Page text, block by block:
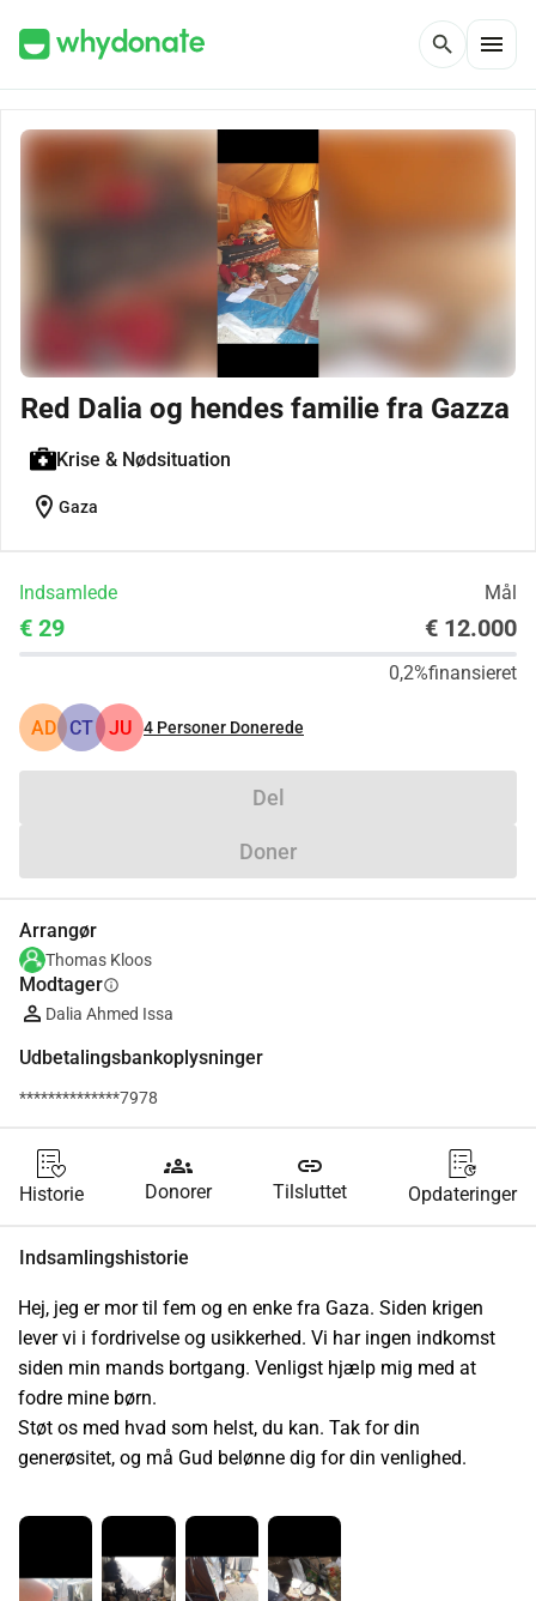
search menu
Red Dalia og hendes familie fra Gazza
Krise & Nødsituation
location_on Gaza
Indsamlede Mål
€ 29 € 12.000
0,2%finansieret
AD CT JU 4 Personer Donerede
Del
Doner
Arrangør
Thomas Kloos
Modtagerinfo
Dalia Ahmed Issa
Udbetalingsbankoplysninger
**************7978
Historie
groups
Donorer
link
Tilsluttet Opdateringer
Indsamlingshistorie
Hej, jeg er mor til fem og en enke fra Gaza. Siden krigen
lever vi i fordrivelse og usikkerhed. Vi har ingen indkomst
siden min mands bortgang. Venligst hjælp mig med at
fodre mine børn.
Støt os med hvad som helst, du kan. Tak for din
generøsitet, og må Gud belønne dig for din venlighed.